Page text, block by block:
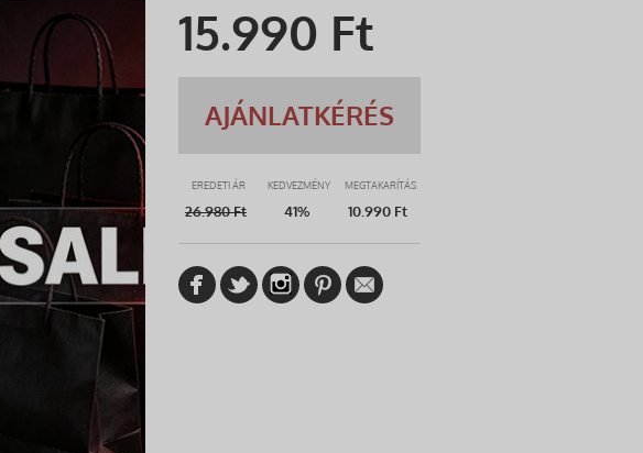
15.990 Ft
AJÁNLATKÉRÉS
EREDETI ÁR KEDVEZMÉNY MEGTAKARÍTÁS
26.980Ft 41% 10.990 Ft